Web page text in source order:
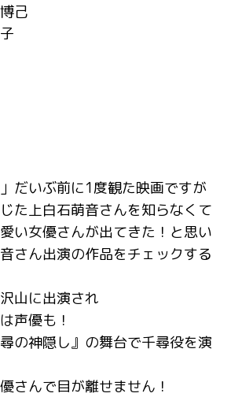
己
だいぶ前に1度観た映画ですが
た上白石萌音さんを知らなくて
い女優さんが出てきた！と思い
さん出演の作品をチェックする
山に出演され
声優も！
の神隠し』の舞台で千尋役を演
さんで目が離せません！